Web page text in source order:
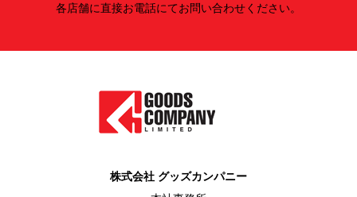
各店舗に直接お電話にてお問い合わせください。
株式会社 グッズカンパニー